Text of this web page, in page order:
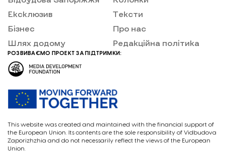
Ексклюзив
Бізнес
Шлях додому
Тексти
Про нас
Редакційна політика
РОЗВИВАЄМО ПРОЕКТ ЗА ПІДТРИМКИ:
This website was created and maintained with the financial support of
the European Union. Its contents are the sole responsibility of Vidbudova
Zaporizhzhia and do not necessarily reflect the views of the European
Union.